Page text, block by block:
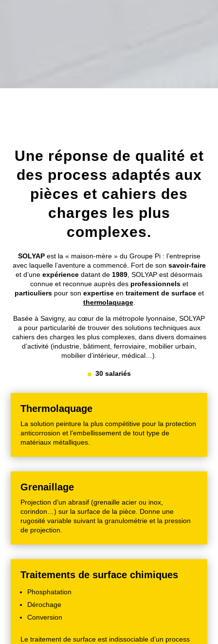
Une réponse de qualité et
des process adaptés aux
pièces et cahiers des
charges les plus
complexes.
SOLYAPest la « maison-mère » du Groupe Pi : l’entreprise
avec laquelle l’aventure a commencé. Fort de son savoir-faire
et d’une expérience datant de 1989, SOLYAP est désormais
connue et reconnue auprès des professionnelset
particulierspour son expertiseen traitement de surfaceet
thermolaquage.
Basée à Savigny, au cœur de la métropole lyonnaise, SOLYAP
a pour particularité de trouver des solutions techniques aux
cahiers des charges les plus complexes, dans divers domaines
d’activité (industrie, bâtiment, ferroviaire, mobilier urbain,
mobilier d’intérieur, médical…).
30 salariés
Thermolaquage
La solution peinture la plus compétitive pour la protection
anticorrosion et l’embellissement de tout type de
matériaux métalliques.
Grenaillage
Projection d’un abrasif (grenaille acier ou inox,
corindon…) sur la surface de la pièce. Donne une
rugosité variable suivant la granulométrie et la pression
de projection.
Traitements de surface chimiques
Phosphatation
Dérochage
Conversion
Le traitement de surface est indissociable d’un process